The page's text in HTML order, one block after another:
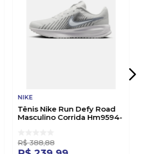
NIKE
Tênis Nike Run Defy Road
Masculino Corrida Hm9594-
R$ 388,88